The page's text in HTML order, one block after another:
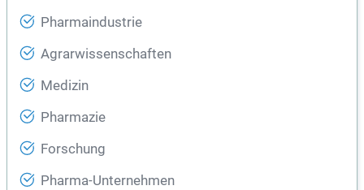
Pharmaindustrie
Agrarwissenschaften
Medizin
Pharmazie
Forschung
Pharma-Unternehmen